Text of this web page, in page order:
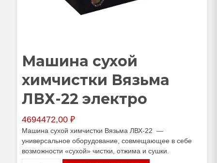
Машина сухой
химчистки Вязьма
ЛВХ-22 электро
4694472,00 ₽
Машина сухой химчистки Вязьма ЛВХ-22 —
универсальное оборудование, совмещающее в себе
возможности «сухой» чистки, отжима и сушки.